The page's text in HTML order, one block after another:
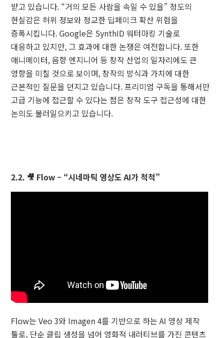
받고 있습니다. “거의 모든 사람을 속일 수 있을” 정도의
현실감은 허위 정보와 정교한 딥페이크 확산 위험을
증폭시킵니다. Google은 SynthID 워터마킹 기술로
대응하고 있지만, 그 효과에 대한 논쟁은 여전합니다. 또한
애니메이터, 음향 엔지니어 등 창작 산업의 일자리에도 큰
영향을 미칠 것으로 보이며, 창작의 방식과 가치에 대한
근본적인 질문을 던지고 있습니다. 프리미엄 구독을 통해서만
고급 기능에 접근할 수 있다는 점은 창작 도구 접근성에 대한
논의도 불러일으키고 있습니다.
2.2. 🎥 Flow – “시네마틱 영상도 AI가 척척”
Flow는 Veo 3와 Imagen 4를 기반으로 하는 AI 영상 제작
툴로, 단순 클립 생성을 넘어 영화적 내러티브를 가진 콘텐츠